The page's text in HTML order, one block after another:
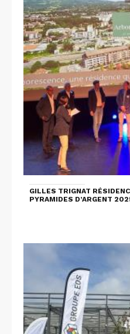
GILLES TRIGNAT
PYRAMIDES D’ARGENT